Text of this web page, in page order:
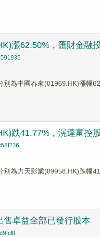
漲62.50%，匯財金融
為中國春來(01969.HK)漲幅
跌41.77%，滉達富控
別為力天影業(09958.HK)跌幅
售卓益全部已發行股本